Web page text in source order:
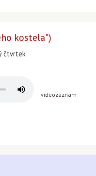
kostela")
čtvrtek
videozáznam